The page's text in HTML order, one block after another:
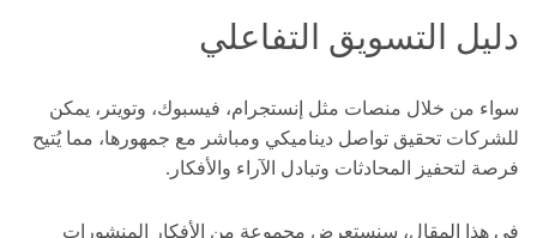
دليل التسويق التفاعلي
سواء من خلال منصات مثل إنستجرام، فيسبوك، وتويتر، يمكن
للشركات تحقيق تواصل ديناميكي ومباشر مع جمهورها، مما يُتيح
فرصة لتحفيز المحادثات وتبادل الآراء والأفكار.
في هذا المقال، سنستعرض مجموعة من الأفكار المنشورات